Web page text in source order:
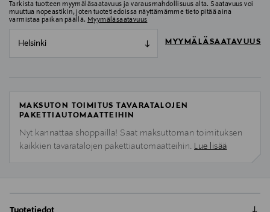
Tarkista tuotteen myymäläsaatavuus ja varausmahdollisuus alta. Saatavuus voi
muuttua nopeastikin, joten tuotetiedoissa näyttämämme tieto pitää aina
varmistaa paikan päällä. Myymäläsaatavuus
Helsinki MYYMÄLÄSAATAVUUS
MAKSUTON TOIMITUS TAVARATALOJEN
PAKETTIAUTOMAATTEIHIN
Nyt kannattaa shoppailla! Saat maksuttoman toimituksen
kaikkien tavaratalojen pakettiautomaatteihin. Lue lisää